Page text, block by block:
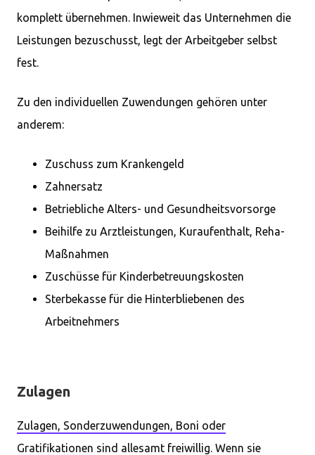
komplett übernehmen. Inwieweit das Unternehmen die
Leistungen bezuschusst, legt der Arbeitgeber selbst
fest.
Zu den individuellen Zuwendungen gehören unter
anderem:
Zuschuss zum Krankengeld
Zahnersatz
Betriebliche Alters- und Gesundheitsvorsorge
Beihilfe zu Arztleistungen, Kuraufenthalt, Reha-
Maßnahmen
Zuschüsse für Kinderbetreuungskosten
Sterbekasse für die Hinterbliebenen des
Arbeitnehmers
Zulagen
Zulagen, Sonderzuwendungen, Boni oder
Gratifikationen sind allesamt freiwillig. Wenn sie